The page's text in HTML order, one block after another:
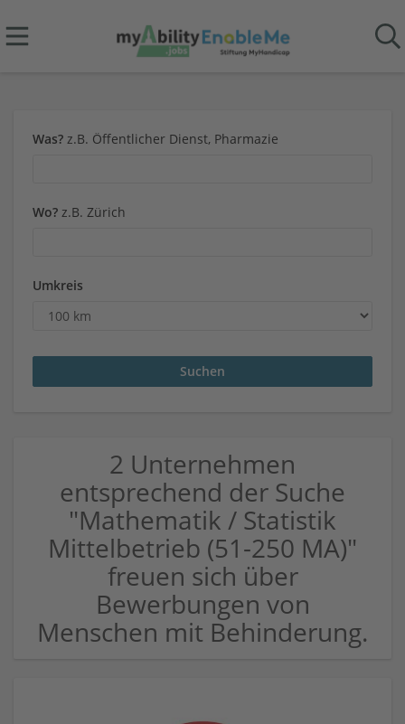
Was? z.B. Öffentlicher Dienst, Pharmazie
Wo? z.B. Zürich
Umkreis
2 Unternehmen
entsprechend der Suche
"Mathematik / Statistik
Mittelbetrieb (51-250 MA)"
freuen sich über
Bewerbungen von
Menschen mit Behinderung.